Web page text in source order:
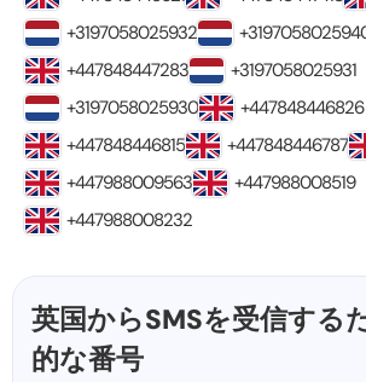
+3197058025932
+447848447283
+3197058025931
+3197058025930
+447848446826
+447848446815
+447848446787
+447988009563
+447988008519
+447988008232
英国からSMSを受信する
的な番号